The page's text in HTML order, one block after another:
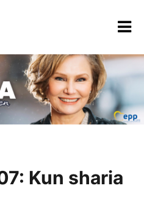
Kun sharia